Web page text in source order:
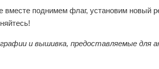
вместе поднимем флаг, установим новый
и вышивка, предоставляемые для